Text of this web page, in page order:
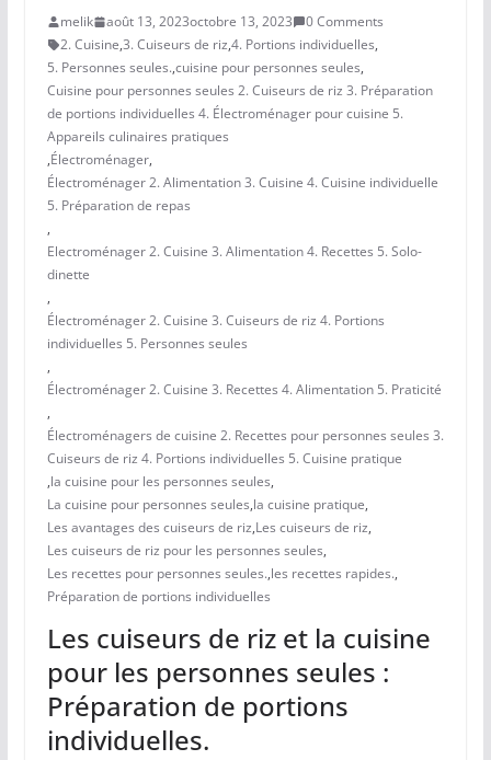
melik août 13, 2023octobre 13, 2023
0 Comments
2. Cuisine,3. Cuiseurs de riz,4. Portions individuelles,
5. Personnes seules.,cuisine pour personnes seules,
Cuisine pour personnes seules 2. Cuiseurs de riz 3. Préparation
de portions individuelles 4. Électroménager pour cuisine 5.
Appareils culinaires pratiques
,Électroménager,
Électroménager 2. Alimentation 3. Cuisine 4. Cuisine individuelle
5. Préparation de repas
,
Electroménager 2. Cuisine 3. Alimentation 4. Recettes 5. Solo-
dinette
,
Électroménager 2. Cuisine 3. Cuiseurs de riz 4. Portions
individuelles 5. Personnes seules
,
Électroménager 2. Cuisine 3. Recettes 4. Alimentation 5. Praticité
,
Électroménagers de cuisine 2. Recettes pour personnes seules 3.
Cuiseurs de riz 4. Portions individuelles 5. Cuisine pratique
,la cuisine pour les personnes seules,
La cuisine pour personnes seules,la cuisine pratique,
Les avantages des cuiseurs de riz,Les cuiseurs de riz,
Les cuiseurs de riz pour les personnes seules,
Les recettes pour personnes seules.,les recettes rapides.,
Préparation de portions individuelles
Les cuiseurs de riz et la cuisine
pour les personnes seules :
Préparation de portions
individuelles.